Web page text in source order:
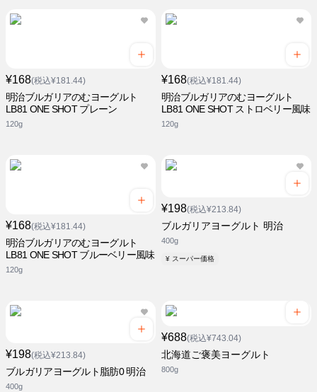
¥168(税込¥181.44)
明治ブルガリアのむヨーグルト
LB81 ONE SHOT プレーン
120g
¥168(税込¥181.44)
明治ブルガリアのむヨーグルト
LB81 ONE SHOT ストロベリー風味
120g
¥168(税込¥181.44)
明治ブルガリアのむヨーグルト
LB81 ONE SHOT ブルーベリー風味
120g
¥198(税込¥213.84)
ブルガリアヨーグルト 明治
400g
¥ スーパー価格
¥198(税込¥213.84)
ブルガリアヨーグルト脂肪0 明治
400g
¥688(税込¥743.04)
北海道ご褒美ヨーグルト
800g